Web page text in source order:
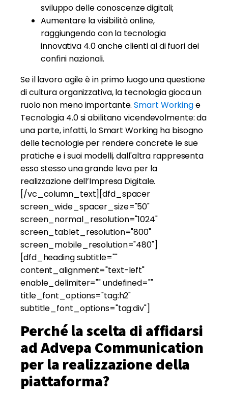
sviluppo delle conoscenze digitali;
Aumentare la visibilità online,
raggiungendo con la tecnologia
innovativa 4.0 anche clienti al di fuori dei
confini nazionali.
Se il lavoro agile è in primo luogo una questione
di cultura organizzativa, la tecnologia gioca un
ruolo non meno importante.Smart Workinge
Tecnologia 4.0 si abilitano vicendevolmente: da
una parte, infatti, lo Smart Working ha bisogno
delle tecnologie per rendere concrete le sue
pratiche e i suoi modelli, dall'altra rappresenta
esso stesso una grande leva per la
realizzazione dell’Impresa Digitale.
[/vc_column_text][dfd_spacer
screen_wide_spacer_size="50"
screen_normal_resolution="1024"
screen_tablet_resolution="800"
screen_mobile_resolution="480"]
[dfd_heading subtitle=""
content_alignment="text-left"
enable_delimiter="" undefined=""
title_font_options="tag:h2"
subtitle_font_options="tag:div"]
Perché la scelta di affidarsi
ad Advepa Communication
per la realizzazione della
piattaforma?